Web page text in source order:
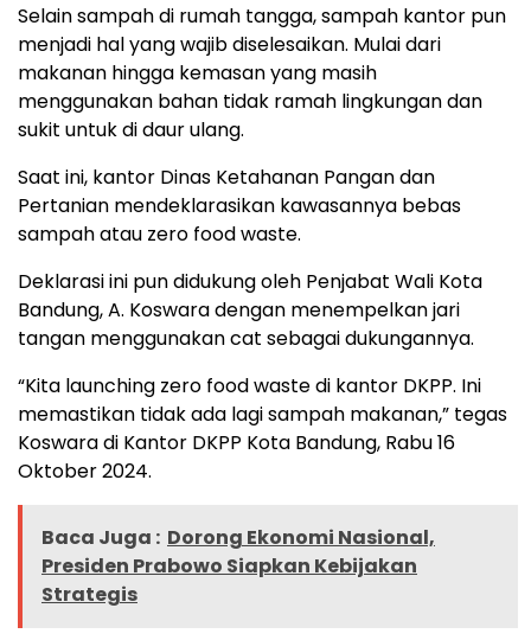
Selain sampah di rumah tangga, sampah kantor pun
menjadi hal yang wajib diselesaikan. Mulai dari
makanan hingga kemasan yang masih
menggunakan bahan tidak ramah lingkungan dan
sukit untuk di daur ulang.
Saat ini, kantor Dinas Ketahanan Pangan dan
Pertanian mendeklarasikan kawasannya bebas
sampah atau zero food waste.
Deklarasi ini pun didukung oleh Penjabat Wali Kota
Bandung, A. Koswara dengan menempelkan jari
tangan menggunakan cat sebagai dukungannya.
“Kita launching zero food waste di kantor DKPP. Ini
memastikan tidak ada lagi sampah makanan,” tegas
Koswara di Kantor DKPP Kota Bandung, Rabu 16
Oktober 2024.
Baca Juga : Dorong Ekonomi Nasional,
Presiden Prabowo Siapkan Kebijakan
Strategis